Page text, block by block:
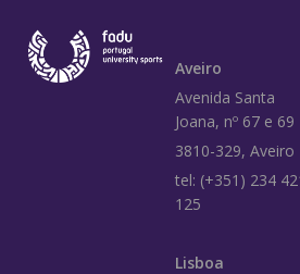
Aveiro
Avenida Santa
Joana, nº 67 e 69
3810-329, Aveiro
tel: (+351) 234
125
Lisboa